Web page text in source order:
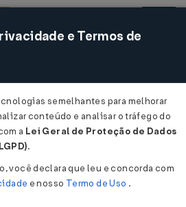
Acessar
e Termos de
semelhantes para melhorar
conteúdo e analisar o tráfego do
a Lei Geral de Proteção de Dados
.
você declara que leu e concorda com
e nosso Termo de Uso .